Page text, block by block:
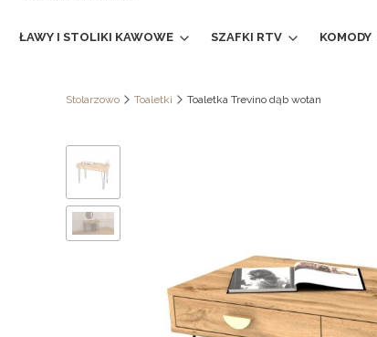
ŁAWY I STOLIKI KAWOWE SZAFKI RTV KOMODY
Stolarzowo Toaletki Toaletka Trevino dąb wotan